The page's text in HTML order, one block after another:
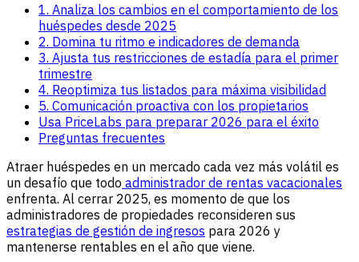
1. Analiza los cambios en el comportamiento de los
huéspedes desde 2025
2. Domina tu ritmo e indicadores de demanda
3. Ajusta tus restricciones de estadía para el primer
trimestre
4. Reoptimiza tus listados para máxima visibilidad
5. Comunicación proactiva con los propietarios
Usa PriceLabs para preparar 2026 para el éxito
Preguntas frecuentes
Atraer huéspedes en un mercado cada vez más volátil es
un desafío que todo administrador de rentas vacacionales
enfrenta. Al cerrar 2025, es momento de que los
administradores de propiedades reconsideren sus
estrategias de gestión de ingresos para 2026 y
mantenerse rentables en el año que viene.